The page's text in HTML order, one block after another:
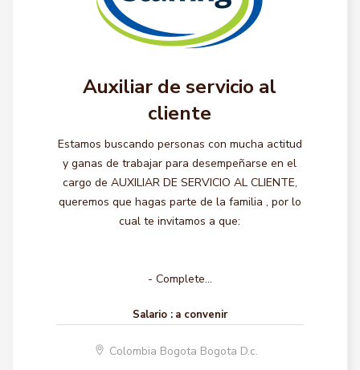
Auxiliar de servicio al
cliente
Estamos buscando personas con mucha actitud
y ganas de trabajar para desempeñarse en el
cargo de AUXILIAR DE SERVICIO AL CLIENTE,
queremos que hagas parte de la familia , por lo
cual te invitamos a que:
- Complete...
Salario : a convenir
Colombia Bogota Bogota D.c.